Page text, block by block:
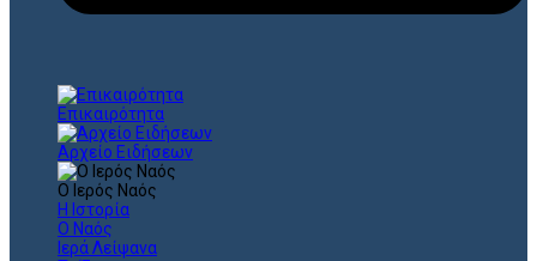
Επικαιρότητα
Αρχείο Ειδήσεων
Ο Ιερός Ναός
Η Ιστορία
Ο Ναός
Ιερά Λείψανα